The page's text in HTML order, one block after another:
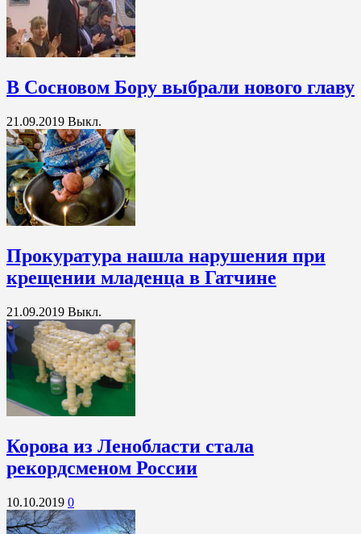
В Сосновом Бору выбрали нового главу
21.09.2019 Выкл.
Прокуратура нашла нарушения при
крещении младенца в Гатчине
21.09.2019 Выкл.
Корова из Ленобласти стала
рекордсменом России
10.10.2019 0